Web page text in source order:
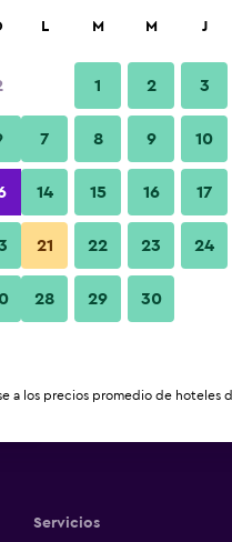
Habitación
Fotos
Servicios
L M M J
1 2 3
7 8 9 10
14 15 16 17
21 22 23 24
28 29 30
a los precios promedio de hoteles